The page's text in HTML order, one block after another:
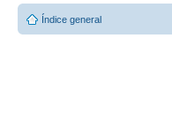
Índice general